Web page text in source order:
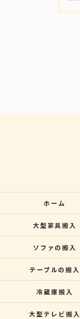
ホーム
大型家具搬入
ソファの搬入
テーブルの搬入
冷蔵庫搬入
大型テレビ搬入